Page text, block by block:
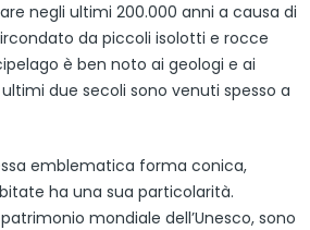
negli ultimi 200.000 anni a causa di
da piccoli isolotti e rocce
è ben noto ai geologi e ai
due secoli sono venuti spesso a
emblematica forma conica,
ha una sua particolarità.
mondiale dell’Unesco, sono